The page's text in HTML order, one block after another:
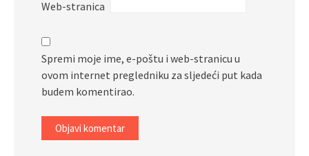
Web-stranica
Spremi moje ime, e-poštu i web-stranicu u
ovom internet pregledniku za sljedeći put kada
budem komentirao.